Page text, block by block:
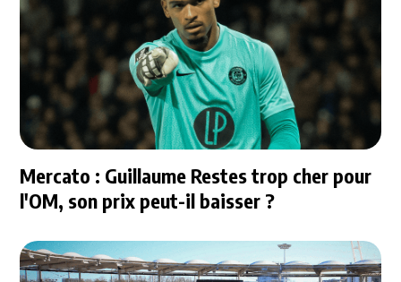
Mercato : Guillaume Restes trop cher pour
l'OM, son prix peut-il baisser ?